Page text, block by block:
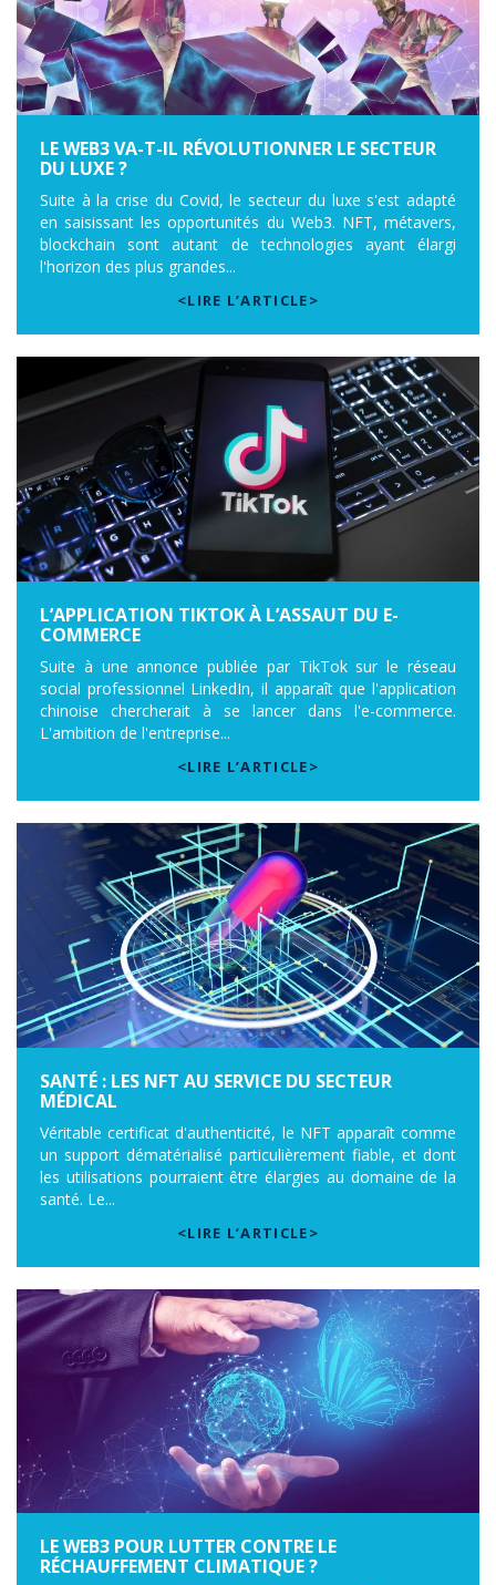
LE WEB3 VA-T-IL RÉVOLUTIONNER LE SECTEUR
DU LUXE ?
Suite à la crise du Covid, le secteur du luxe s'est adapté
en saisissant les opportunités du Web3. NFT, métavers,
blockchain sont autant de technologies ayant élargi
l'horizon des plus grandes...
<LIRE L’ARTICLE>
L’APPLICATION TIKTOK À L’ASSAUT DU E-
COMMERCE
Suite à une annonce publiée par TikTok sur le réseau
social professionnel LinkedIn, il apparaît que l'application
chinoise chercherait à se lancer dans l'e-commerce.
L'ambition de l'entreprise...
<LIRE L’ARTICLE>
SANTÉ : LES NFT AU SERVICE DU SECTEUR
MÉDICAL
Véritable certificat d'authenticité, le NFT apparaît comme
un support dématérialisé particulièrement fiable, et dont
les utilisations pourraient être élargies au domaine de la
santé. Le...
<LIRE L’ARTICLE>
LE WEB3 POUR LUTTER CONTRE LE
RÉCHAUFFEMENT CLIMATIQUE ?